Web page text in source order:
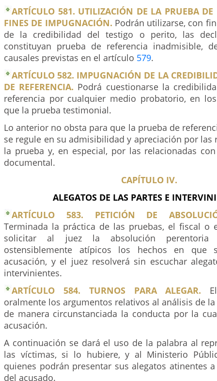
ARTÍCULO 581. UTILIZACIÓN DE LA PRUEBA DE
FINES DE IMPUGNACIÓN. Podrán utilizarse, con
de la credibilidad del testigo o perito, las
constituyan prueba de referencia inadmisible,
causales previstas en el artículo 579.
ARTÍCULO 582. IMPUGNACIÓN DE LA
DE REFERENCIA. Podrá cuestionarse la
referencia por cualquier medio probatorio, en
que la prueba testimonial.
Lo anterior no obsta para que la prueba de
se regule en su admisibilidad y apreciación por las
la prueba y, en especial, por las relacionadas
documental.
CAPÍTULO IV.
ALEGATOS DE LAS PARTES E
ARTÍCULO 583. PETICIÓN DE
Terminada la práctica de las pruebas, el fiscal o
solicitar al juez la absolución perentoria
ostensiblemente atípicos los hechos en que
acusación, y el juez resolverá sin escuchar
intervinientes.
ARTÍCULO 584. TURNOS PARA ALEGAR.
oralmente los argumentos relativos al análisis de
de manera circunstanciada la conducta por la
acusación.
A continuación se dará el uso de la palabra al
las víctimas, si lo hubiere, y al Ministerio
quienes podrán presentar sus alegatos atinentes
del acusado.